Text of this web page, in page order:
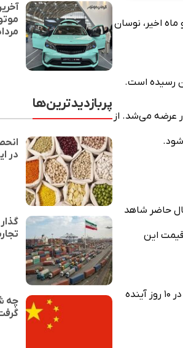
اخیر، نوسان
عرضه می‌شد. از
شود.
حاضر شاهد
فرنگی بوشهر و خوزستان نهایتا تا ۱۰ روز آینده قیمت این
یاوری با بیان اینکه هم‌اکنون نوبرهای گوجه فرنگی استان‌های بوشهر و خوزستان اعم از بهبهان به بازار آمده است، گفت: در ۱۰ روز آینده
پربازدیدترین‌ها
در ایران ۷
چه